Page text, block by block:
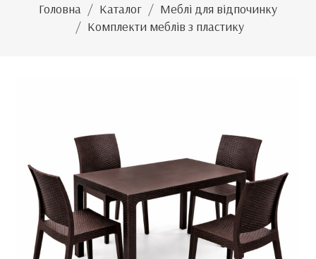
Головна Каталог
Меблі для відпочинку
Комплекти меблів з пластику